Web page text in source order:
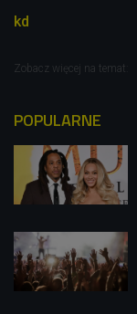
kd
Zobacz więcej na temat:
POPULARNE